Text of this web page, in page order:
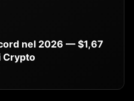
nel 2026 — $1,67
Crypto